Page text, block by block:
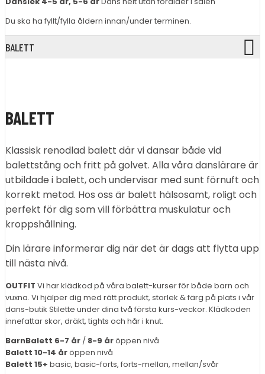
Du ska ha fyllt/fylla åldern innan/under terminen.
BALETT
BALETT
Klassisk renodlad balett där vi dansar både vid
balettstång och fritt på golvet. Alla våra danslärare är
utbildade i balett, och undervisar med sunt förnuft och
korrekt metod. Hos oss är balett hälsosamt, roligt och
perfekt för dig som vill förbättra muskulatur och
kroppshållning.
Din lärare informerar dig när det är dags att flytta upp
till nästa nivå.
OUTFIT Vi har klädkod på våra balett-kurser för både barn och
vuxna. Vi hjälper dig med rätt produkt, storlek & färg på plats i vår
dans-butik Stilette under dina två första kurs-veckor. Klädkoden
innefattar skor, dräkt, tights och hår i knut.
BarnBalett 6-7 år / 8-9 åröppen nivå
Balett 10-14 åröppen nivå
Balett 15+ basic, basic-forts, forts-mellan, mellan/svår